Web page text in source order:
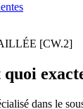
[CW.2]
quoi
dans le